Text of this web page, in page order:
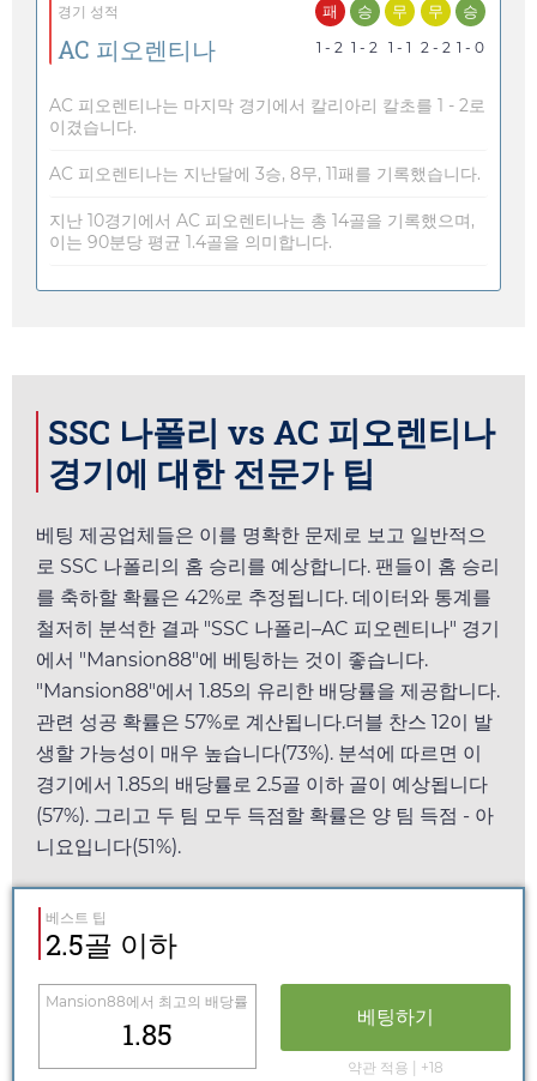
경기 성적
AC 피오렌티나
패
1 - 2
승
1 - 2
무
1 - 1
무
2 - 2
승
1 - 0
AC 피오렌티나는 마지막 경기에서 칼리아리 칼초를 1 - 2로
이겼습니다.
AC 피오렌티나는 지난달에 3승, 8무, 11패를 기록했습니다.
지난 10경기에서 AC 피오렌티나는 총 14골을 기록했으며,
이는 90분당 평균 1.4골을 의미합니다.
SSC 나폴리 vs AC 피오렌티나
경기에 대한 전문가 팁
베팅 제공업체들은 이를 명확한 문제로 보고 일반적으
로 SSC 나폴리의 홈 승리를 예상합니다. 팬들이 홈 승리
를 축하할 확률은 42%로 추정됩니다. 데이터와 통계를
철저히 분석한 결과 "SSC 나폴리–AC 피오렌티나" 경기
에서 "Mansion88"에 베팅하는 것이 좋습니다.
"Mansion88"에서 1.85의 유리한 배당률을 제공합니다.
관련 성공 확률은 57%로 계산됩니다.더블 찬스 12이 발
생할 가능성이 매우 높습니다(73%). 분석에 따르면 이
경기에서 1.85의 배당률로 2.5골 이하 골이 예상됩니다
(57%). 그리고 두 팀 모두 득점할 확률은 양 팀 득점 - 아
니요입니다(51%).
베스트 팁
2.5골 이하
Mansion88에서 최고의 배당률
1.85 베팅하기
약관 적용 | +18